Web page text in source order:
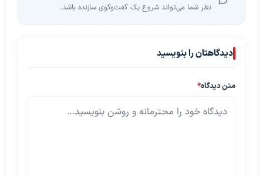
نظر شما می‌تواند شروع یک گفت‌وگوی سازنده باشد.
دیدگاهتان را بنویسید
متن دیدگاه*